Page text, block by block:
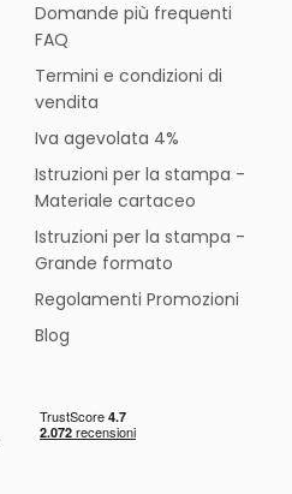
Domande più frequenti
FAQ
Termini e condizioni di
vendita
Iva agevolata 4%
Istruzioni per la stampa -
Materiale cartaceo
Istruzioni per la stampa -
Grande formato
Regolamenti Promozioni
Blog